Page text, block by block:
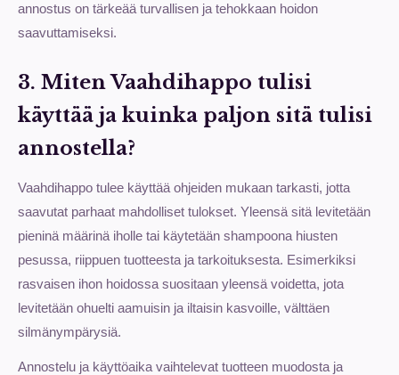
annostus on tärkeää turvallisen ja tehokkaan hoidon
saavuttamiseksi.
3. Miten Vaahdihappo tulisi
käyttää ja kuinka paljon sitä tulisi
annostella?
Vaahdihappo tulee käyttää ohjeiden mukaan tarkasti, jotta
saavutat parhaat mahdolliset tulokset. Yleensä sitä levitetään
pieninä määrinä iholle tai käytetään shampoona hiusten
pesussa, riippuen tuotteesta ja tarkoituksesta. Esimerkiksi
rasvaisen ihon hoidossa suositaan yleensä voidetta, jota
levitetään ohuelti aamuisin ja iltaisin kasvoille, välttäen
silmänympärysiä.
Annostelu ja käyttöaika vaihtelevat tuotteen muodosta ja